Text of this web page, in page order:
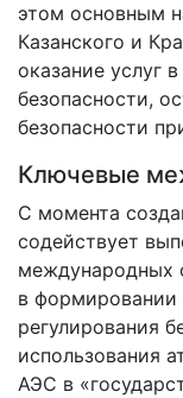
этом основным
Казанского и
оказание услуг
безопасности,
безопасности
Ключевые
С момента
содействует
международных
в формировании
регулирования
использования
АЭС в